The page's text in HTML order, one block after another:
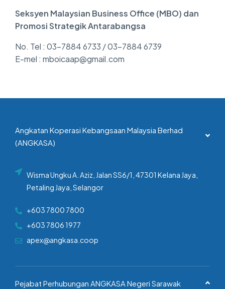
Seksyen Malaysian Business Office (MBO) dan
Promosi Strategik Antarabangsa
No. Tel : 03-7884 6733 / 03-7884 6739
E-mel : mboicaap@gmail.com
Angkatan Koperasi Kebangsaan Malaysia Berhad
(ANGKASA)
Wisma Ungku A. Aziz, Jalan SS6/1, 47301 Kelana Jaya,
Petaling Jaya, Selangor
+603 7800 7800
+603 7806 1977
apex@angkasa.coop
Pejabat Perhubungan ANGKASA Negeri Sarawak